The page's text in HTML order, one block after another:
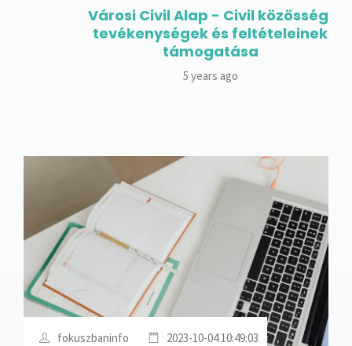
Városi Civil Alap - Civil közösségi
tevékenységek és feltételeinek
támogatása
5 years ago
fokuszbaninfo 2023-10-04 10:49:03